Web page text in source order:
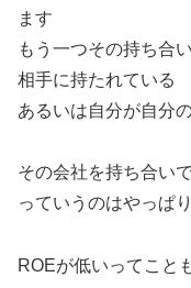
ます
もう一つその持ち合
相手に持たれている
あるいは自分が自分
その会社を持ち合い
っていうのはやっぱ
ROEが低いってこと